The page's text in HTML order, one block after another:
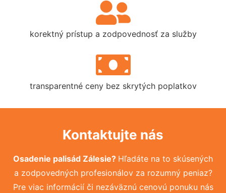
korektný prístup a zodpovednosť za služby
transparentné ceny bez skrytých poplatkov
Kontaktujte nás
Osadenie palisád Zálesie? Hľadáte na to skúsených
a zodpovedných profesionálov za rozumný peniaz?
Pre viac informácií či nezáväznú cenovú ponuku nás